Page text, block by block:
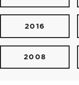
2016
2008